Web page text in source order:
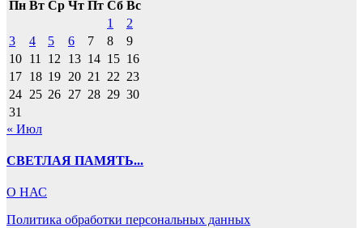
Пн Вт Ср Чт Пт Сб Вс
1
2
3
4 5 6 7 8
9
10 11 12 13 14 15 16
17 18 19 20 21 22 23
24 25 26 27 28 29 30
31
« Июл
СВЕТЛАЯ ПАМЯТЬ...
О НАС
Политика обработки персональных данных